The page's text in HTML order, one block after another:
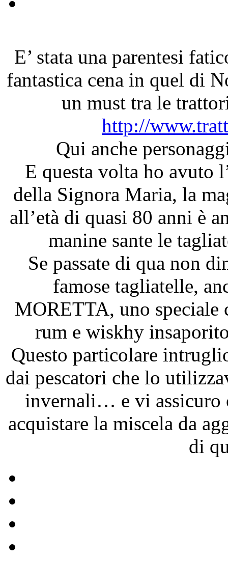
E’ stata una parentesi
fantastica cena in quel di
un must tra le
http://
Qui anche
E questa volta ho avuto
della Signora Maria, la
all’età di quasi 80 anni è
manine sante le
Se passate di qua non
famose tagliatelle,
MORETTA, uno speciale
rum e wiskhy
Questo particolare
dai pescatori che lo
invernali… e vi assicuro
acquistare la miscela da
di